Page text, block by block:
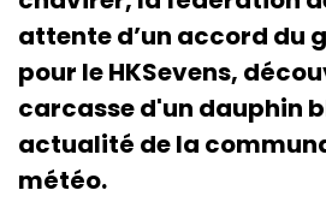
attente d’un accord du
pour le HKSevens,
carcasse d'un dauphin
actualité de la
météo.